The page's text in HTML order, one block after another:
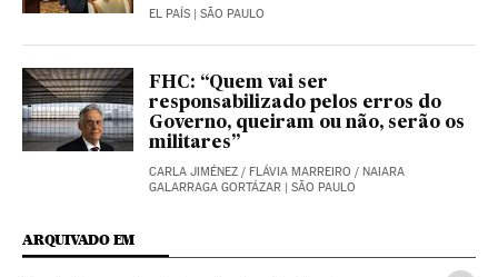
EL PAÍS | SÃO PAULO
FHC: “Quem vai ser
responsabilizado pelos erros do
Governo, queiram ou não, serão os
militares”
CARLA JIMÉNEZ / FLÁVIA MARREIRO / NAIARA
GALARRAGA GORTÁZAR | SÃO PAULO
ARQUIVADO EM